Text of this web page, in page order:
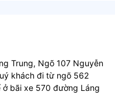
Trung, Ngõ 107 Nguyễn
khách đi từ ngõ 562
bãi xe 570 đường Láng